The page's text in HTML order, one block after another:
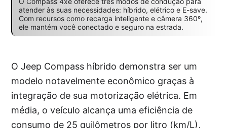
atender às suas necessidades: híbrido, elétrico e E-save.
Com recursos como recarga inteligente e câmera 360º,
ele mantém você conectado e seguro na estrada.
O Jeep Compass híbrido demonstra ser um
modelo notavelmente econômico graças à
integração de sua motorização elétrica. Em
média, o veículo alcança uma eficiência de
consumo de 25 quilômetros por litro (km/L),